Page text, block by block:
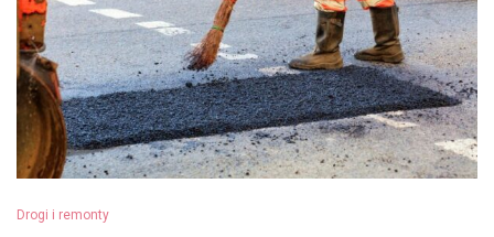
Drogi i remonty